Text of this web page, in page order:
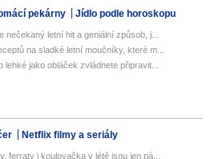
pekárny Jídlo podle horoskopu
nečekaný letní hit a geniální způsob, j...
na sladké letní moučníky, které m...
lehké jako obláček zvládnete připravit...
Netflix filmy a seriály
ferraty i koulovačka v létě jsou jen pá...